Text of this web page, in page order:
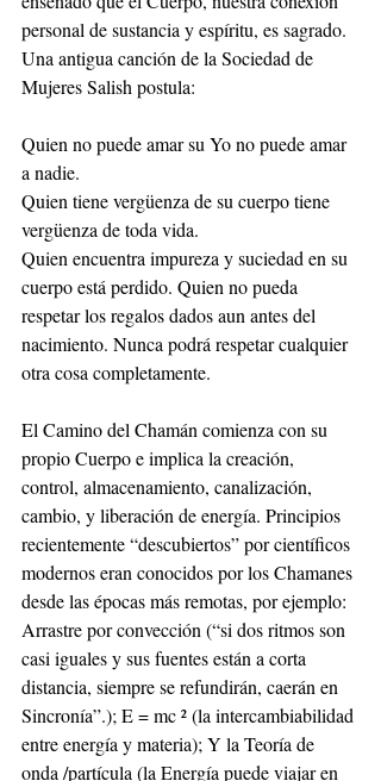
personal de sustancia y espíritu, es sagrado.
Una antigua canción de la Sociedad de
Mujeres Salish postula:
Quien no puede amar su Yo no puede amar
a nadie.
Quien tiene vergüenza de su cuerpo tiene
vergüenza de toda vida.
Quien encuentra impureza y suciedad en su
cuerpo está perdido. Quien no pueda
respetar los regalos dados aun antes del
nacimiento. Nunca podrá respetar cualquier
otra cosa completamente.
El Camino del Chamán comienza con su
propio Cuerpo e implica la creación,
control, almacenamiento, canalización,
cambio, y liberación de energía. Principios
recientemente “descubiertos” por científicos
modernos eran conocidos por los Chamanes
desde las épocas más remotas, por ejemplo:
Arrastre por convección (“si dos ritmos son
casi iguales y sus fuentes están a corta
distancia, siempre se refundirán, caerán en
Sincronía”.); E = mc ² (la intercambiabilidad
entre energía y materia); Y la Teoría de
onda /partícula (la Energía puede viajar en